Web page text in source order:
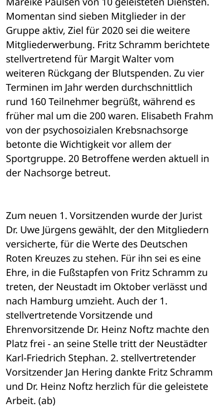
Momentan sind sieben Mitglieder in der
Gruppe aktiv, Ziel für 2020 sei die weitere
Mitgliederwerbung. Fritz Schramm berichtete
stellvertretend für Margit Walter vom
weiteren Rückgang der Blutspenden. Zu vier
Terminen im Jahr werden durchschnittlich
rund 160 Teilnehmer begrüßt, während es
früher mal um die 200 waren. Elisabeth Frahm
von der psychosoizialen Krebsnachsorge
betonte die Wichtigkeit vor allem der
Sportgruppe. 20 Betroffene werden aktuell in
der Nachsorge betreut.
Zum neuen 1. Vorsitzenden wurde der Jurist
Dr. Uwe Jürgens gewählt, der den Mitgliedern
versicherte, für die Werte des Deutschen
Roten Kreuzes zu stehen. Für ihn sei es eine
Ehre, in die Fußstapfen von Fritz Schramm zu
treten, der Neustadt im Oktober verlässt und
nach Hamburg umzieht. Auch der 1.
stellvertretende Vorsitzende und
Ehrenvorsitzende Dr. Heinz Noftz machte den
Platz frei - an seine Stelle tritt der Neustädter
Karl-Friedrich Stephan. 2. stellvertretender
Vorsitzender Jan Hering dankte Fritz Schramm
und Dr. Heinz Noftz herzlich für die geleistete
Arbeit. (ab)